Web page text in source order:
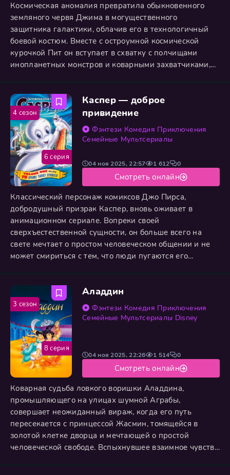
Космическая аномалия превратила обыкновенного
земляного червя Джима в могущественного
защитника галактики, облачив его в технологичный
боевой костюм. Вместе с остроумной космической
курочкой Пит он вступает в схватку с полчищами
инопланетных монстров и коварными захватчиками,
дуэт, вооруженный мощными пушками и ракетами,
сталкивается с ожесточенными битвами и
неожиданными поворотами. Стартовавший в 1995
Каспер — доброе
привидение
Фэнтези Комедия Приключения
Семейные Мультсериалы
Классический персонаж комиксов Джо Пирса,
добродушный призрак Каспер, вновь оживает в
анимационном сериале. Вопреки своей
сверхъестественной сущности, он больше всего на
свете мечтает о простом человеческом общении и не
может смириться с тем, что люди пугаются его
вместе со своими приятелями-призраками постоянно
ищет способ преодолеть свою главную проблему —
невидимость для обычных людей, которая
04 ноя 2025, 22:57 1 612 0
Смотреть онлайн
6 серия
4 сезон
Аладдин
Фэнтези Комедия Приключения
Семейные Мультсериалы Disney
Коварная судьба ловкого воришки Аладдина,
промышляющего на улицах шумной Аграбы,
совершает неожиданный вираж, когда его путь
пересекается с принцессой Жасмин, томящейся в
золотой клетке дворца и мечтающей о простой
человеческой свободе. Вспыхнувшее взаимное чувство
04 ноя 2025, 22:26 1 514 0
Смотреть онлайн
8 серия
3 сезон